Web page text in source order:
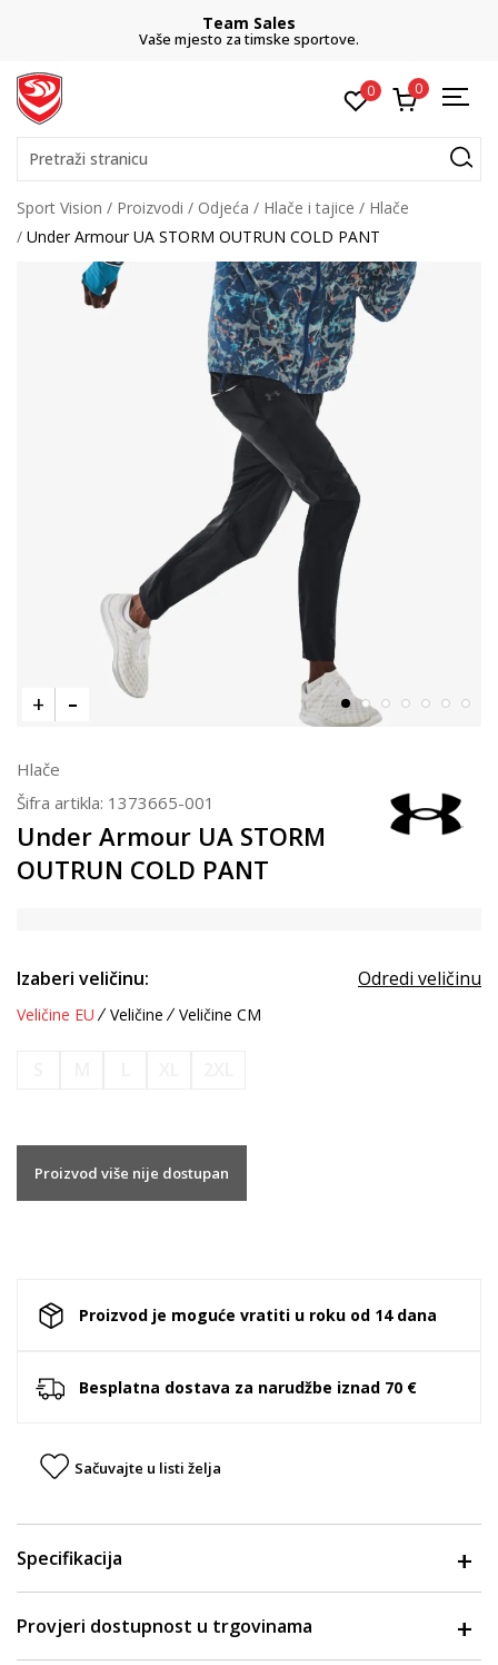
Team Sales
Vaše mjesto za timske sportove.
0 0
Pretraži stranicu
Sport Vision Proizvodi Odjeća Hlače i tajice
Hlače
Under Armour UA STORM OUTRUN COLD PANT
Hlače
Šifra artikla: 1373665-001
Under Armour UA STORM
OUTRUN COLD PANT
Izaberi veličinu: Odredi veličinu
Veličine EU Veličine Veličine CM
Proizvod više nije dostupan
Proizvod je moguće vratiti u roku od 14 dana
Besplatna dostava za narudžbe iznad 70 €
Sačuvajte u listi želja
Specifikacija
Provjeri dostupnost u trgovinama